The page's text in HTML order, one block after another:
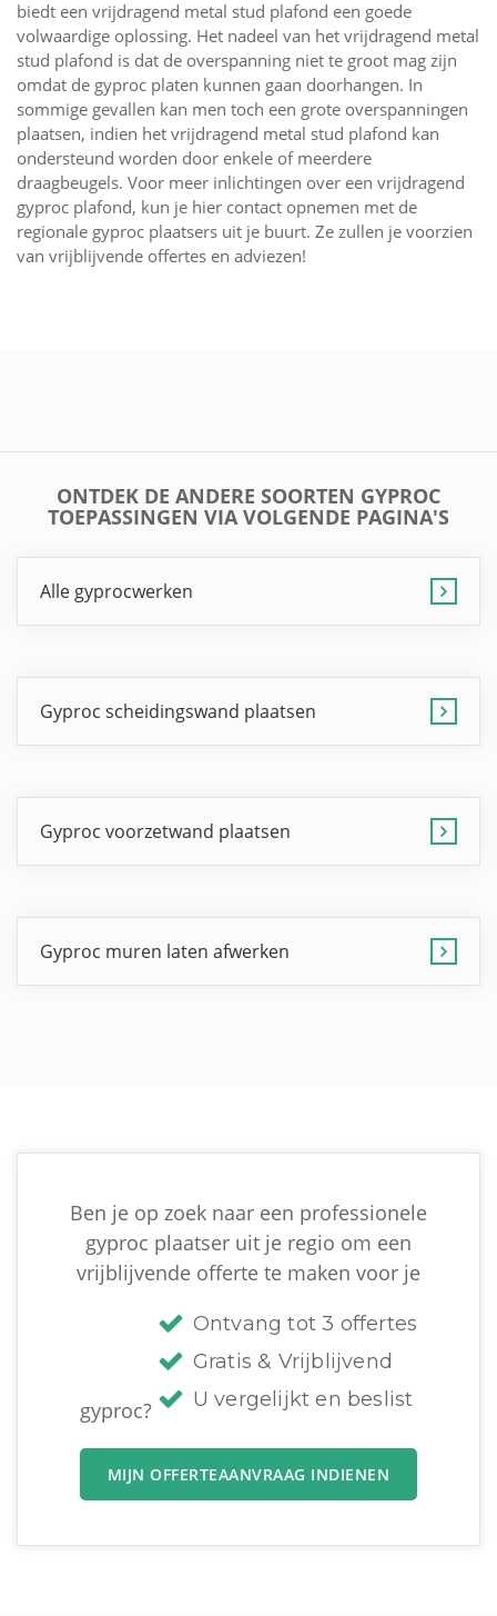
biedt een vrijdragend metal stud plafond een goede
volwaardige oplossing. Het nadeel van het vrijdragend metal
stud plafond is dat de overspanning niet te groot mag zijn
omdat de gyproc platen kunnen gaan doorhangen. In
sommige gevallen kan men toch een grote overspanningen
plaatsen, indien het vrijdragend metal stud plafond kan
ondersteund worden door enkele of meerdere
draagbeugels. Voor meer inlichtingen over een vrijdragend
gyproc plafond, kun je hier contact opnemen met de
regionale gyproc plaatsers uit je buurt. Ze zullen je voorzien
van vrijblijvende offertes en adviezen!
ONTDEK DE ANDERE SOORTEN GYPROC
TOEPASSINGEN VIA VOLGENDE PAGINA'S
Alle gyprocwerken
Gyproc scheidingswand plaatsen
Gyproc voorzetwand plaatsen
Gyproc muren laten afwerken
Ben je op zoek naar een professionele
gyproc plaatser uit je regio om een
vrijblijvende offerte te maken voor je
gyproc?
Ontvang tot 3 offertes
Gratis & Vrijblijvend
U vergelijkt en beslist
MIJN OFFERTEAANVRAAG INDIENEN